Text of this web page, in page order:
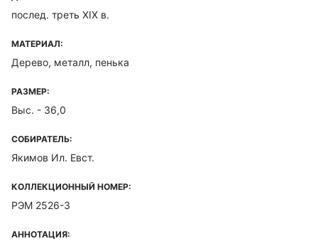
послед. треть XIX в.
МАТЕРИАЛ:
Дерево, металл, пенька
РАЗМЕР:
Выс. - 36,0
СОБИРАТЕЛЬ:
Якимов Ил. Евст.
КОЛЛЕКЦИОННЫЙ НОМЕР:
РЭМ 2526-3
АННОТАЦИЯ: